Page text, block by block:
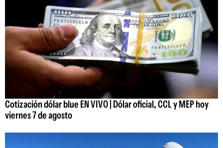
Cotización dólar blue EN VIVO | Dólar oficial, CCL y MEP hoy
viernes 7 de agosto